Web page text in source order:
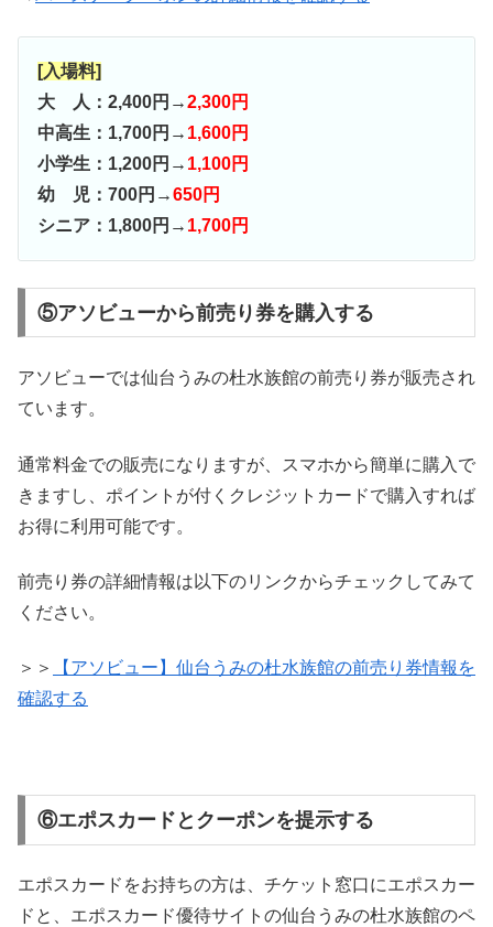
[入場料]
大 人：2,400円→2,300円
中高生：1,700円→ 1,600円
小学生：1,200円→ 1,100円
幼 児：700円→650円
シニア：1,800円→ 1,700円
⑤アソビューから前売り券を購入する
アソビューでは仙台うみの杜水族館の前売り券が販売され
ています。
通常料金での販売になりますが、スマホから簡単に購入で
きますし、ポイントが付くクレジットカードで購入すれば
お得に利用可能です。
前売り券の詳細情報は以下のリンクからチェックしてみて
ください。
＞＞
【アソビュー】仙台うみの杜水族館の前売り券情報を
確認する
⑥エポスカードとクーポンを提示する
エポスカードをお持ちの方は、チケット窓口にエポスカー
ドと、エポスカード優待サイトの仙台うみの杜水族館のペ